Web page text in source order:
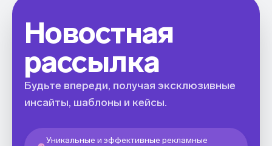
Новостная
рассылка
Будьте впереди, получая эксклюзивные
инсайты, шаблоны и кейсы.
Уникальные и эффективные рекламные